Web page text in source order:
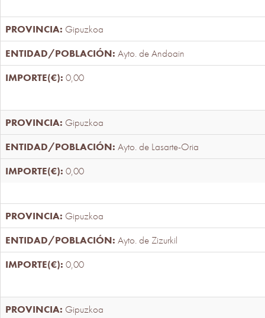
Gipuzkoa
Ayto. de Andoain
0,00
Gipuzkoa
Ayto. de Lasarte-Oria
0,00
Gipuzkoa
Ayto. de Zizurkil
0,00
Gipuzkoa